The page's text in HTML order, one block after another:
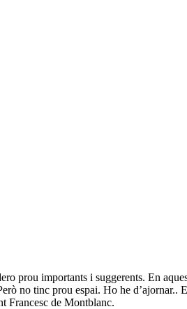
prou importants i suggerents. En
no tinc prou espai. Ho he d’ajornar..
Francesc de Montblanc.